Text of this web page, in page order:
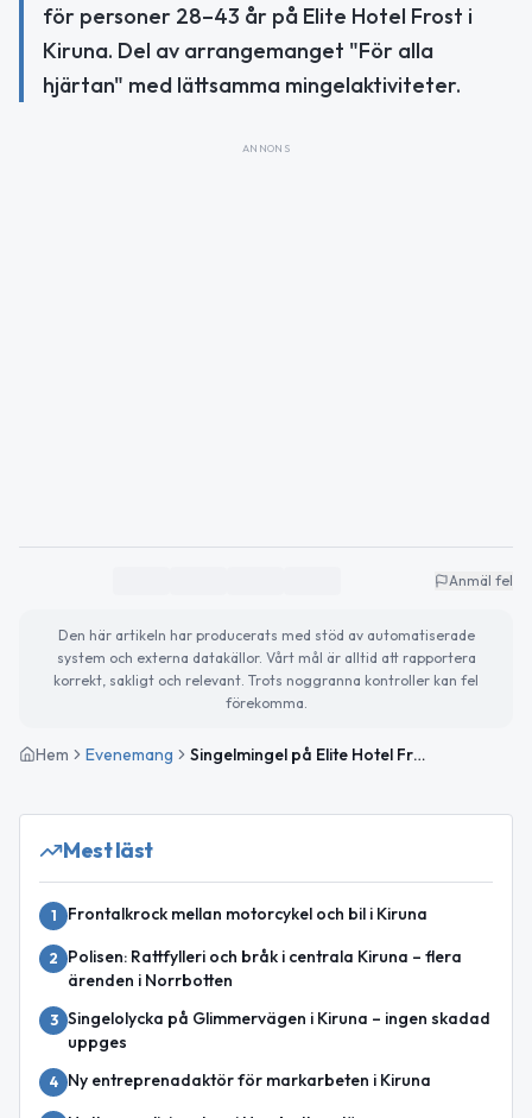
för personer 28–43 år på Elite Hotel Frost i
Kiruna. Del av arrangemanget "För alla
hjärtan" med lättsamma mingelaktiviteter.
ANNONS
Anmäl fel
Den här artikeln har producerats med stöd av automatiserade
system och externa datakällor. Vårt mål är alltid att rapportera
korrekt, sakligt och relevant. Trots noggranna kontroller kan fel
förekomma.
Hem Evenemang Singelmingel på Elite Hotel Frost
Mest läst
1 Frontalkrock mellan motorcykel och bil i Kiruna
2
Polisen: Rattfylleri och bråk i centrala Kiruna – flera
ärenden i Norrbotten
3 Singelolycka på Glimmervägen i Kiruna – ingen skadad
uppges
4 Ny entreprenadaktör för markarbeten i Kiruna